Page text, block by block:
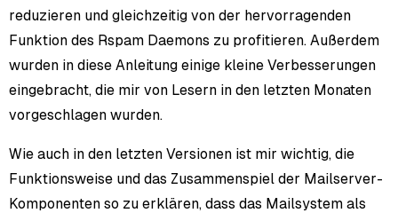
reduzieren und gleichzeitig von der hervorragenden
Funktion des Rspam Daemons zu profitieren. Außerdem
wurden in diese Anleitung einige kleine Verbesserungen
eingebracht, die mir von Lesern in den letzten Monaten
vorgeschlagen wurden.
Wie auch in den letzten Versionen ist mir wichtig, die
Funktionsweise und das Zusammenspiel der Mailserver-
Komponenten so zu erklären, dass das Mailsystem als